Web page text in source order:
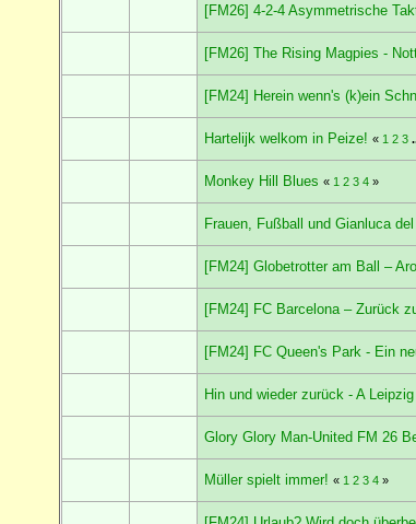
[FM26] 4-2-4 Asymmetrische
[FM26] The Rising Magpies -
[FM24] Herein wenn's (k)ein
Hartelijk welkom in Peize! « 1 2 3
Monkey Hill Blues « 1 2 3 4 »
Frauen, Fußball und Gianluca
[FM24] Globetrotter am Ball –
[FM24] FC Barcelona – Zurück
[FM24] FC Queen's Park - Ein
Hin und wieder zurück - A
Glory Glory Man-United FM 26
Müller spielt immer! « 1 2 3 4 »